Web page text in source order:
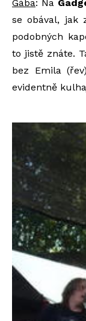
Gába: Na
se obával, jak
podobných
to jistě znáte.
bez Emila
evidentně